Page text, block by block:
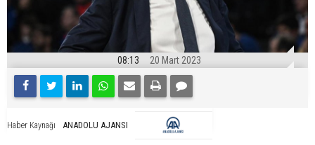
08:13 20 Mart 2023
Haber Kaynağı ANADOLU AJANSI